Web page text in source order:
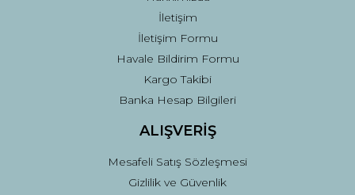
Gönder
İletişim
İletişim Formu
Havale Bildirim Formu
Kargo Takibi
Banka Hesap Bilgileri
ALIŞVERİŞ
Mesafeli Satış Sözleşmesi
Gizlilik ve Güvenlik